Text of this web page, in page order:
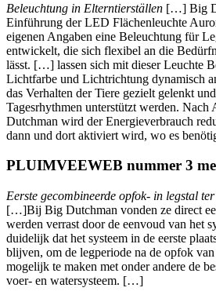
Beleuchtung in Elterntierställen […] Big
Einführung der LED Flächenleuchte
eigenen Angaben eine Beleuchtung für
entwickelt, die sich flexibel an die
lässt. […] lassen sich mit dieser Leuchte
Lichtfarbe und Lichtrichtung dynamisch
das Verhalten der Tiere gezielt gelenkt
Tagesrhythmen unterstützt werden. Nach
Dutchman wird der Energieverbrauch
dann und dort aktiviert wird, wo es
PLUIMVEEWEB nummer 3
Eerste gecombineerde opfok- in legstal
[…]Bij Big Dutchman vonden ze direct
werden verrast door de eenvoud van het
duidelijk dat het systeem in de eerste
blijven, om de legperiode na de opfok
mogelijk te maken met onder andere de
voer- en watersysteem. […]